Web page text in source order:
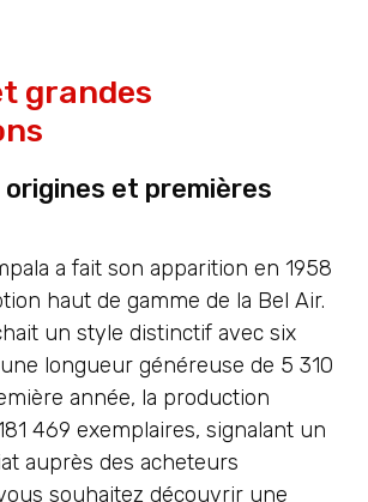
grandes
origines et premières
a fait son apparition en 1958
haut de gamme de la Bel Air.
un style distinctif avec six
longueur généreuse de 5 310
année, la production
469 exemplaires, signalant un
auprès des acheteurs
souhaitez découvrir une